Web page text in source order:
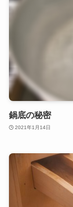
鍋底の秘密
2021年1月14日